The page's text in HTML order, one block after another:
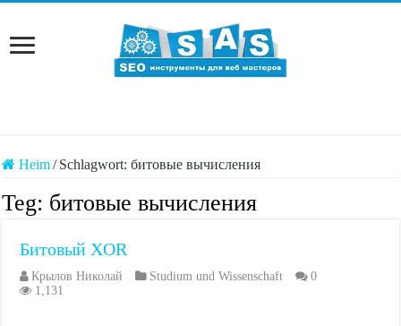
Heim/ Schlagwort:битовые вычисления
Teg: битовые вычисления
Битовый XOR
Крылов Николай Studium und Wissenschaft
0
1,131